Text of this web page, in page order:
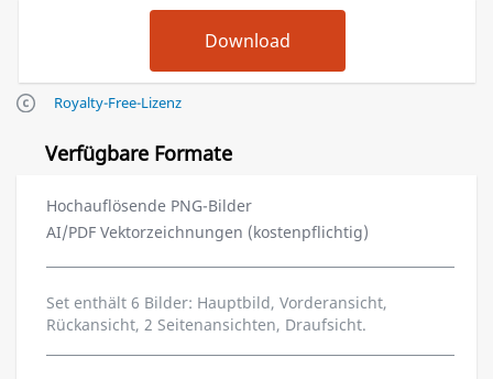
Royalty-Free-Lizenz
Verfügbare Formate
Hochauflösende PNG-Bilder
AI/PDF Vektorzeichnungen (kostenpflichtig)
Set enthält 6 Bilder: Hauptbild, Vorderansicht,
Rückansicht, 2 Seitenansichten, Draufsicht.